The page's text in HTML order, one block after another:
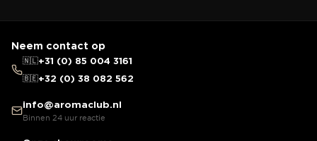
Neem contact op
🇳🇱+31 (0) 85 004 3161
🇧🇪+32 (0) 38 082 562
info@aromaclub.nl
Binnen 24 uur reactie